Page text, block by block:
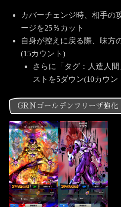
カバーチェンジ時、相手の
ージを25％カット
自身が控えに戻る際、味方
(15カウント)
さらに「タグ：人造人
ストを5ダウン(10カウン
GRNゴールデンフリーザ強化